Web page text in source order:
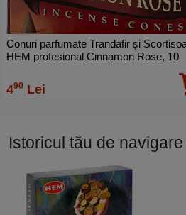
Conuri parfumate Trandafir și
HEM profesional Cinnamon Rose, 10
490 Lei
Istoricul tău de navigare